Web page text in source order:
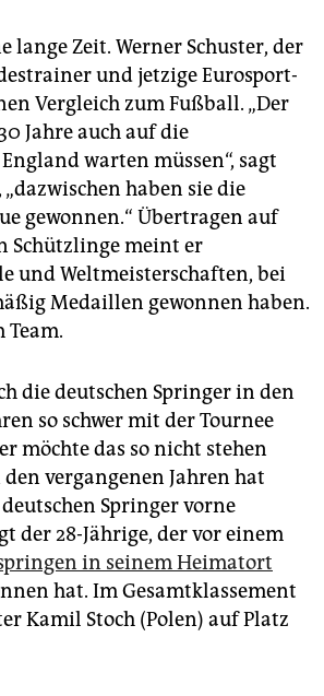
lange Zeit. Werner Schuster, der
und jetzige Eurosport-
Vergleich zum Fußball. „Der
Jahre auch auf die
warten müssen“, sagt
haben sie die
gewonnen.“ Übertragen auf
Schützlinge meint er
und Weltmeisterschaften, bei
Medaillen gewonnen haben.
die deutschen Springer in den
so schwer mit der Tournee
möchte das so nicht stehen
den vergangenen Jahren hat
Springer vorne
der 28-Jährige, der vor einem
in seinem Heimatort
hat. Im Gesamtklassement
Kamil Stoch (Polen) auf Platz